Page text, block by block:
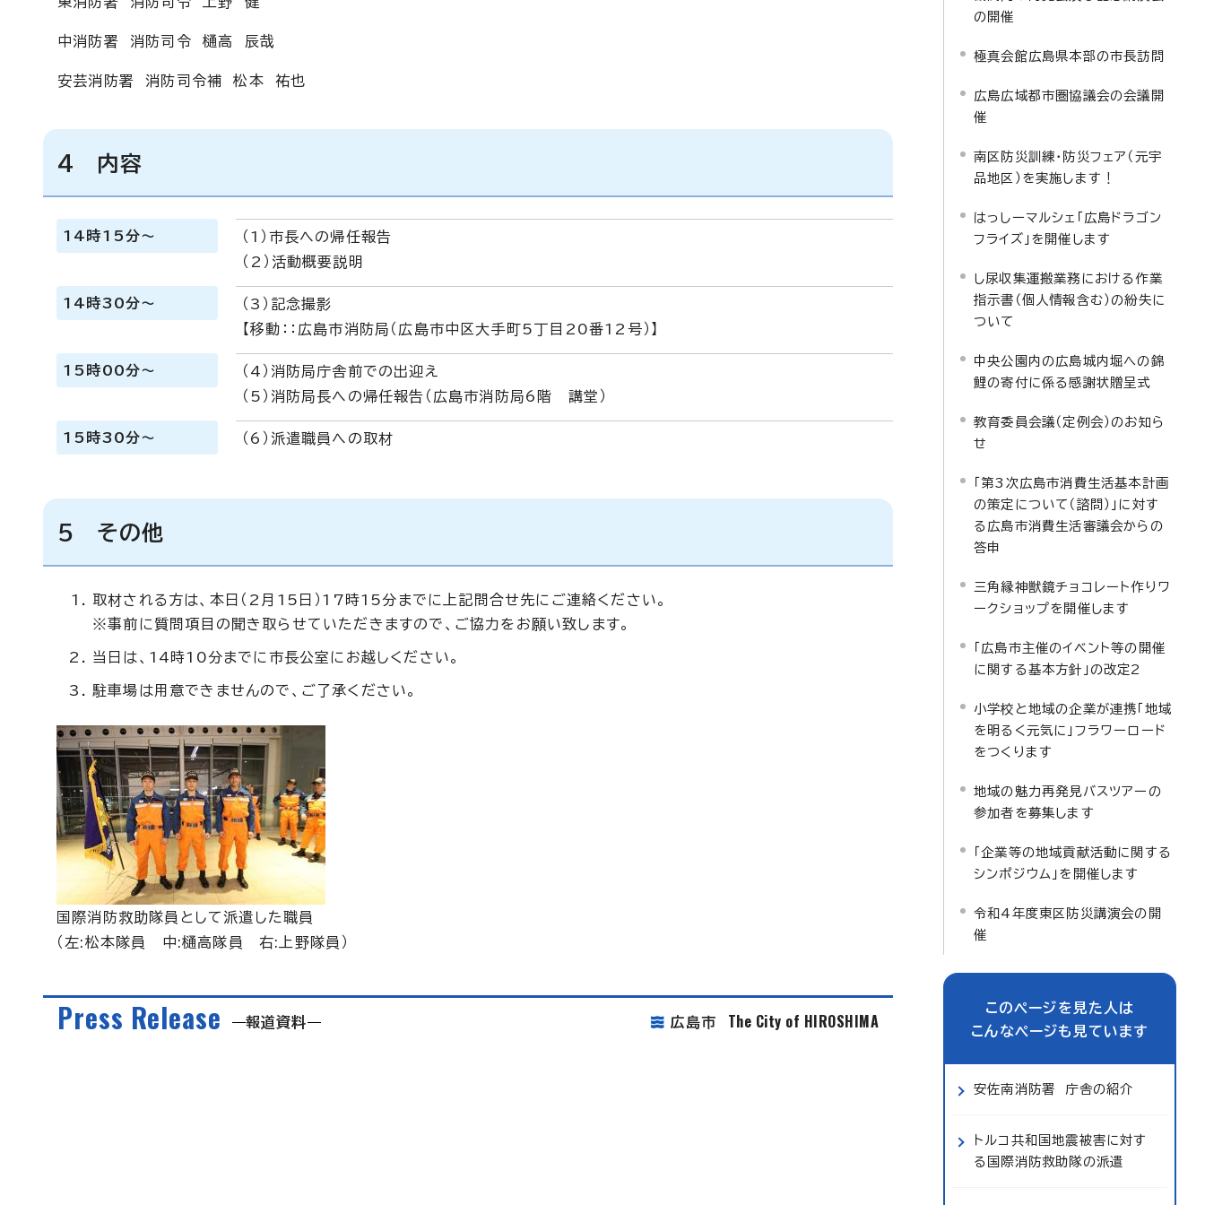
中消防署 消防司令 樋高 辰哉
安芸消防署 消防司令補 松本 祐也
4 内容
14時15分～
（1）市長への帰任報告
（2）活動概要説明
14時30分～
（3）記念撮影
【移動：：広島市消防局（広島市中区大手町5丁目20番12号）】
15時00分～
（4）消防局庁舎前での出迎え
（5）消防局長への帰任報告（広島市消防局6階 講堂）
15時30分～ （6）派遣職員への取材
5 その他
取材される方は、本日（2月15日）17時15分までに上記問合せ先にご連絡ください。
※事前に質問項目の聞き取らせていただきますので、ご協力をお願い致します。
当日は、14時10分までに市長公室にお越しください。
駐車場は用意できませんので、ご了承ください。
国際消防救助隊員として派遣した職員
（左:松本隊員 中:樋高隊員 右:上野隊員）
Press Release 報道資料 広島市 The City of HIROSHIMA
の開催
極真会館広島県本部の市長訪問
広島広域都市圏協議会の会議開
催
南区防災訓練・防災フェア（元宇
品地区）を実施します！
はっしーマルシェ「広島ドラゴン
フライズ」を開催します
し尿収集運搬業務における作業
指示書（個人情報含む）の紛失に
ついて
中央公園内の広島城内堀への錦
鯉の寄付に係る感謝状贈呈式
教育委員会議（定例会）のお知ら
せ
「第3次広島市消費生活基本計画
の策定について（諮問）」に対す
る広島市消費生活審議会からの
答申
三角縁神獣鏡チョコレート作りワ
ークショップを開催します
「広島市主催のイベント等の開催
に関する基本方針」の改定2
小学校と地域の企業が連携「地域
を明るく元気に」フラワーロード
をつくります
地域の魅力再発見バスツアーの
参加者を募集します
「企業等の地域貢献活動に関する
シンポジウム」を開催します
令和4年度東区防災講演会の開
催
このページを見た人は
こんなページも見ています
安佐南消防署 庁舎の紹介
トルコ共和国地震被害に対す
る国際消防救助隊の派遣